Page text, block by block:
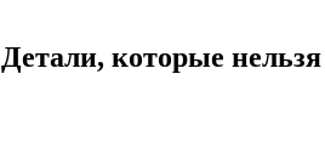
Детали, которые нельзя